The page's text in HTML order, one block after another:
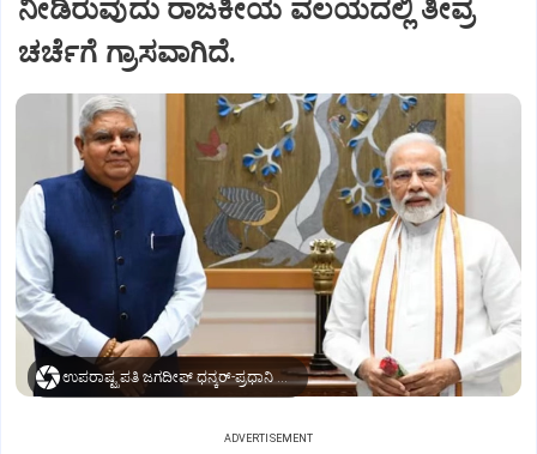
ನೀಡಿರುವುದು ರಾಜಕೀಯ ವಲಯದಲ್ಲಿ ತೀವ್ರ
ಚರ್ಚೆಗೆ ಗ್ರಾಸವಾಗಿದೆ.
ಉಪರಾಷ್ಟ್ರಪತಿ ಜಗದೀಪ್‌ ಧನ್ಕರ್-ಪ್ರಧಾನಿ ಮೋದಿ
ADVERTISEMENT